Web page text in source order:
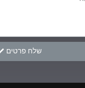
שלח פרטים